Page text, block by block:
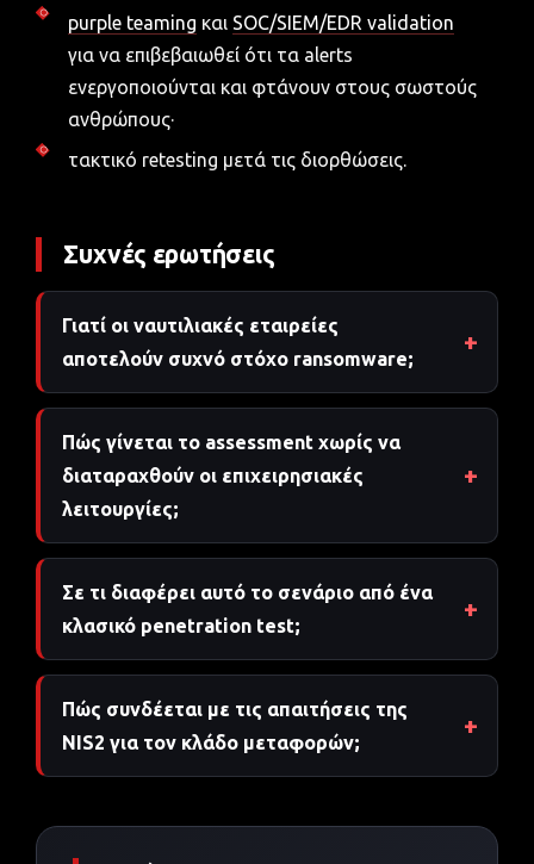
purple teaming και SOC/SIEM/EDR validation
για να επιβεβαιωθεί ότι τα alerts
ενεργοποιούνται και φτάνουν στους σωστούς
ανθρώπους·
τακτικό retesting μετά τις διορθώσεις.
Συχνές ερωτήσεις
Γιατί οι ναυτιλιακές εταιρείες
αποτελούν συχνό στόχο ransomware;
Πώς γίνεται το assessment χωρίς να
διαταραχθούν οι επιχειρησιακές
λειτουργίες;
Σε τι διαφέρει αυτό το σενάριο από ένα
κλασικό penetration test;
Πώς συνδέεται με τις απαιτήσεις της
NIS2 για τον κλάδο μεταφορών;